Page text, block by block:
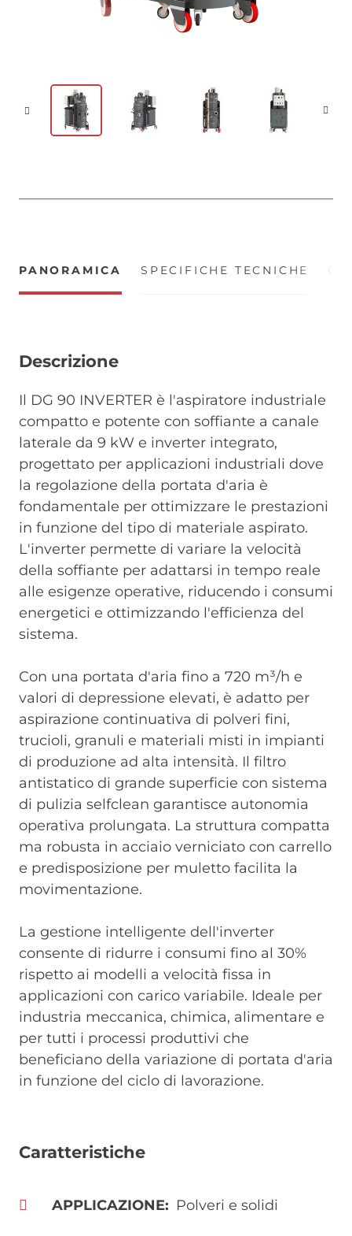
PANORAMICA SPECIFICHE TECNICHE
Descrizione
Il DG 90 INVERTER è l'aspiratore industriale
compatto e potente con soffiante a canale
laterale da 9 kW e inverter integrato,
progettato per applicazioni industriali dove
la regolazione della portata d'aria è
fondamentale per ottimizzare le prestazioni
in funzione del tipo di materiale aspirato.
L'inverter permette di variare la velocità
della soffiante per adattarsi in tempo reale
alle esigenze operative, riducendo i consumi
energetici e ottimizzando l'efficienza del
sistema.
Con una portata d'aria fino a 720 m³/h e
valori di depressione elevati, è adatto per
aspirazione continuativa di polveri fini,
trucioli, granuli e materiali misti in impianti
di produzione ad alta intensità. Il filtro
antistatico di grande superficie con sistema
di pulizia selfclean garantisce autonomia
operativa prolungata. La struttura compatta
ma robusta in acciaio verniciato con carrello
e predisposizione per muletto facilita la
movimentazione.
La gestione intelligente dell'inverter
consente di ridurre i consumi fino al 30%
rispetto ai modelli a velocità fissa in
applicazioni con carico variabile. Ideale per
industria meccanica, chimica, alimentare e
per tutti i processi produttivi che
beneficiano della variazione di portata d'aria
in funzione del ciclo di lavorazione.
Caratteristiche
APPLICAZIONE Polveri e solidi